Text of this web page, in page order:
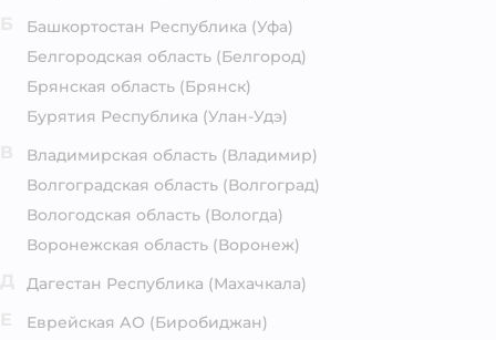
Башкортостан Республика (Уфа)
Белгородская область (Белгород)
Брянская область (Брянск)
Бурятия Республика (Улан-Удэ)
Владимирская область (Владимир)
Волгоградская область (Волгоград)
Вологодская область (Вологда)
Воронежская область (Воронеж)
Дагестан Республика (Махачкала)
Еврейская АО (Биробиджан)